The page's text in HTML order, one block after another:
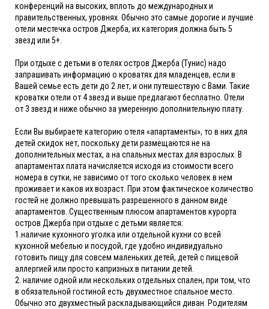
конференций на высоких, вплоть до международных и
правительственных, уровнях. Обычно это самые дорогие и лучшие
отели местечка остров Джерба, их категория должна быть 5
звезд или 5+.
При отдыхе с детьми в отелях остров Джерба (Тунис) надо
запрашивать информацию о кроватях для младенцев, если в
Вашей семье есть дети до 2 лет, и они путешествую с Вами. Такие
кроватки отели от 4 звезд и выше предлагают бесплатно. Отели
от 3 звезд и ниже обычно за умеренную дополнительную плату.
Если Вы выбираете категорию отеля «апартаменты», то в них для
детей скидок нет, поскольку дети размещаются не на
дополнительных местах, а на спальных местах для взрослых. В
апартаментах плата начисляется исходя из стоимости всего
номера в сутки, не зависимо от того сколько человек в нем
проживает и каков их возраст. При этом фактическое количество
гостей не должно превышать разрешенного в данном виде
апартаментов. Существенным плюсом апартаментов курорта
остров Джерба при отдыхе с детьми является:
1.наличие кухонного уголка или отдельной кухни со всей
кухонной мебелью и посудой, где удобно индивидуально
готовить пищу для совсем маленьких детей, детей с пищевой
аллергией или просто капризных в питании детей.
2. наличие одной или нескольких отдельных спален, при том, что
в обязательной гостиной есть двухместное спальное место.
Обычно это двухместный раскладывающийся диван. Родителям